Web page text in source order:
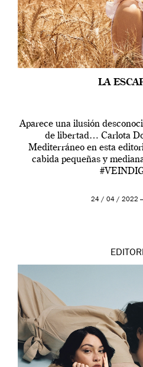
LA
Aparece una ilusión
de libertad… Carlota
Mediterráneo en esta
cabida pequeñas y
24 / 04 / 2022